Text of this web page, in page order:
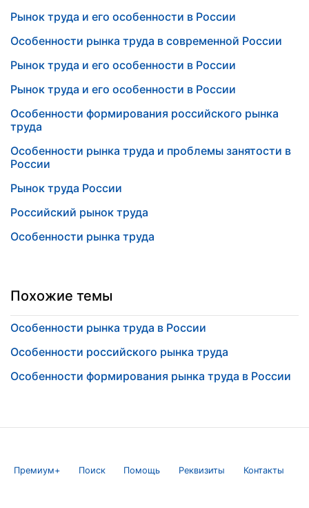
Рынок труда и его особенности в России
Особенности рынка труда в современной России
Рынок труда и его особенности в России
Рынок труда и его особенности в России
Особенности формирования российского рынка
труда
Особенности рынка труда и проблемы занятости в
России
Рынок труда России
Российский рынок труда
Особенности рынка труда
Похожие темы
Особенности рынка труда в России
Особенности российского рынка труда
Особенности формирования рынка труда в России
Премиум+ Поиск Помощь Реквизиты Контакты